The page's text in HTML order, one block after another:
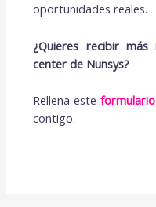
oportunidades reales.
¿Quieres recibir
center de Nunsys?
Rellena este formulario
contigo.